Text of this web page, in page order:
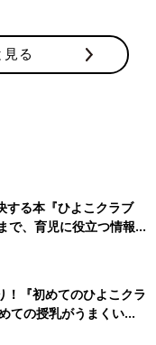
セリアの「アドベン
きなものを入れられる
を入れたオリジナルの
LEDキャンドル
る
する本『ひよこクラブ
、育児に役立つ情報が
！『初めてのひよこクラ
ての授乳がうまくい
と夏のトラブル 解決テ